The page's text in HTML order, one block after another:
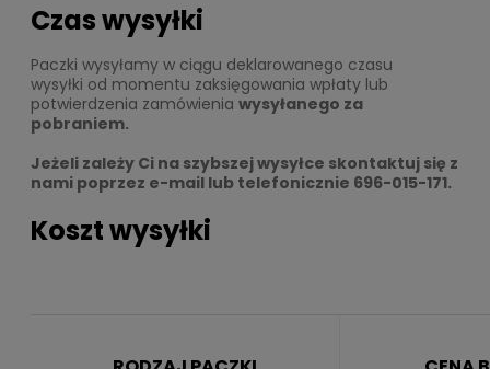
Czas wysyłki
Paczki wysyłamy w ciągu deklarowanego czasu
wysyłki od momentu zaksięgowania wpłaty lub
potwierdzenia zamówienia wysyłanego za
pobraniem.
Jeżeli zależy Ci na szybszej wysyłce skontaktuj się z
nami poprzez e-mail lub telefonicznie 696-015-171.
Koszt wysyłki